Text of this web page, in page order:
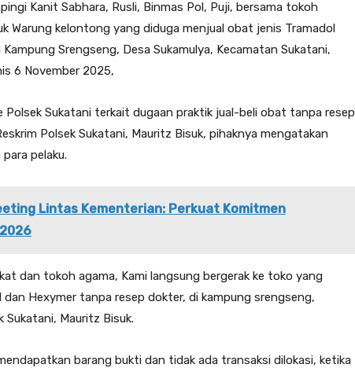
Kanit Sabhara, Rusli, Binmas Pol, Puji, bersama tokoh
Warung kelontong yang diduga menjual obat jenis Tramadol
Srengseng, Desa Sukamulya, Kecamatan Sukatani,
6 November 2025,
Polsek Sukatani terkait dugaan praktik jual-beli obat tanpa resep
Polsek Sukatani, Mauritz Bisuk, pihaknya mengatakan
pelaku.
Lintas Kementerian: Perkuat Komitmen
dan tokoh agama, Kami langsung bergerak ke toko yang
Hexymer tanpa resep dokter, di kampung srengseng,
Sukatani, Mauritz Bisuk.
barang bukti dan tidak ada transaksi dilokasi, ketika